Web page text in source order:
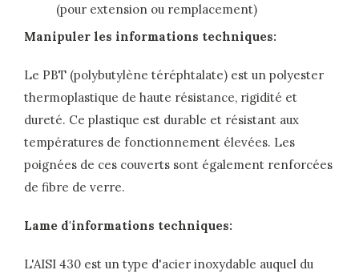
(pour extension ou remplacement)
Manipuler les informations techniques:
Le PBT (polybutylène téréphtalate) est un polyester
thermoplastique de haute résistance, rigidité et
dureté. Ce plastique est durable et résistant aux
températures de fonctionnement élevées. Les
poignées de ces couverts sont également renforcées
de fibre de verre.
Lame d'informations techniques:
L'AISI 430 est un type d'acier inoxydable auquel du